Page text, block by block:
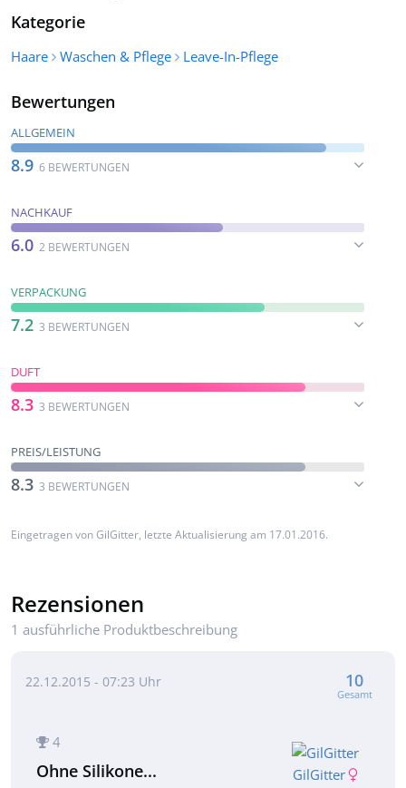
Kategorie
Haare Waschen & Pflege Leave-In-Pflege
Bewertungen
ALLGEMEIN
8.9 6 BEWERTUNGEN
NACHKAUF
6.0 2 BEWERTUNGEN
VERPACKUNG
7.2 3 BEWERTUNGEN
DUFT
8.3 3 BEWERTUNGEN
PREIS/LEISTUNG
8.3 3 BEWERTUNGEN
Eingetragen vonGilGitter, letzte Aktualisierung am 17.01.2016.
Rezensionen
1 ausführliche Produktbeschreibung
22.12.2015 - 07:23 Uhr 10
Gesamt
GilGitter
4
Ohne Silikone...